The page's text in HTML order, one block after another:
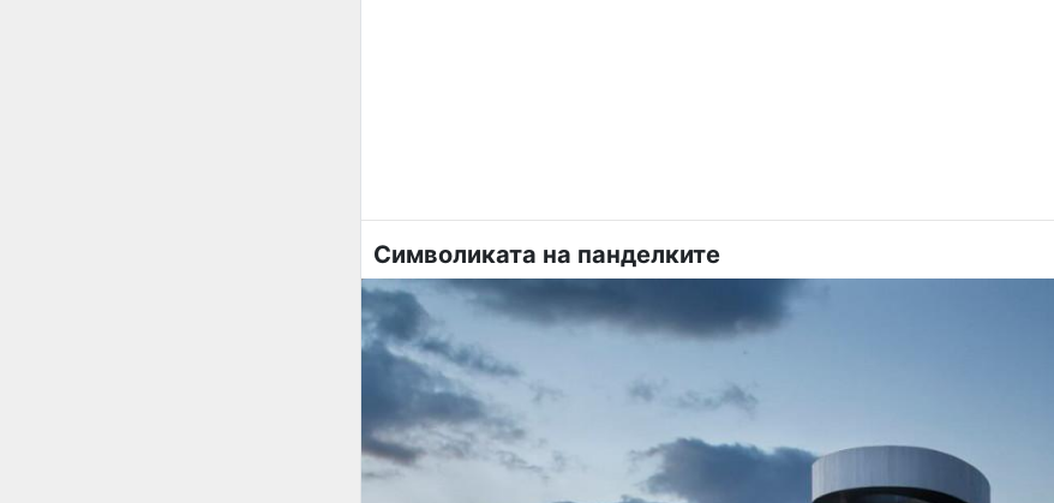
Символиката на панделките